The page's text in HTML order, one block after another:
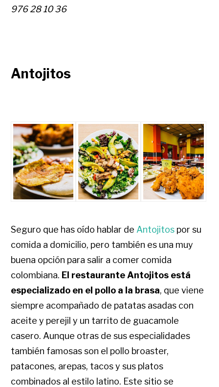
976 28 10 36
Antojitos
Seguro que has oído hablar de Antojitos por su
comida a domicilio, pero también es una muy
buena opción para salir a comer comida
colombiana. El restaurante Antojitos está
especializado en el pollo a la brasa, que viene
siempre acompañado de patatas asadas con
aceite y perejil y un tarrito de guacamole
casero. Aunque otras de sus especialidades
también famosas son el pollo broaster,
patacones, arepas, tacos y sus platos
combinados al estilo latino. Este sitio se